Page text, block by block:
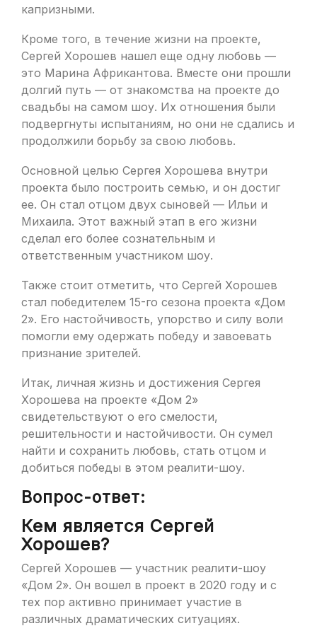
капризными.
Кроме того, в течение жизни на проекте,
Сергей Хорошев нашел еще одну любовь —
это Марина Африкантова. Вместе они прошли
долгий путь — от знакомства на проекте до
свадьбы на самом шоу. Их отношения были
подвергнуты испытаниям, но они не сдались и
продолжили борьбу за свою любовь.
Основной целью Сергея Хорошева внутри
проекта было построить семью, и он достиг
ее. Он стал отцом двух сыновей — Ильи и
Михаила. Этот важный этап в его жизни
сделал его более сознательным и
ответственным участником шоу.
Также стоит отметить, что Сергей Хорошев
стал победителем 15-го сезона проекта «Дом
2». Его настойчивость, упорство и силу воли
помогли ему одержать победу и завоевать
признание зрителей.
Итак, личная жизнь и достижения Сергея
Хорошева на проекте «Дом 2»
свидетельствуют о его смелости,
решительности и настойчивости. Он сумел
найти и сохранить любовь, стать отцом и
добиться победы в этом реалити-шоу.
Вопрос-ответ:
Кем является Сергей
Хорошев?
Сергей Хорошев — участник реалити-шоу
«Дом 2». Он вошел в проект в 2020 году и с
тех пор активно принимает участие в
различных драматических ситуациях.